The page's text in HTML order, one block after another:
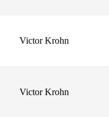
Victor Krohn
Victor Krohn